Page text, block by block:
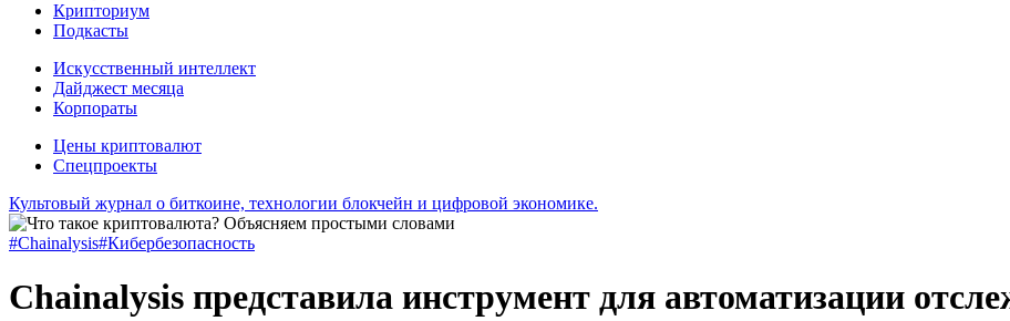
Крипториум
Подкасты
Искусственный интеллект
Дайджест месяца
Корпораты
Цены криптовалют
Спецпроекты
Культовый журнал о биткоине, технологии блокчейн и цифровой экономике.
#Chainalysis#Кибербезопасность
Chainalysis представила инструмент для автоматизации